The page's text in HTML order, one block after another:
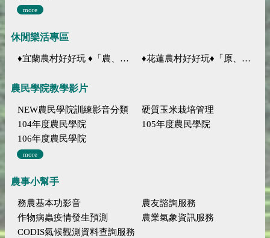
more
休閒樂活專區
♦宜蘭農村好好玩 ♦「農、藝、山、水」四條遊程推薦 ♦花蓮農村好好玩♦「原、生、慢、活」四條遊程推薦
農民學院教學影片
NEW農民學院訓練影音分類
硬質玉米栽培管理
104年度農民學院
105年度農民學院
106年度農民學院
more
農事小幫手
務農基本功影音
農友諮詢服務
作物病蟲疫情發生預測
農業氣象資訊服務
CODIS氣候觀測資料查詢服務